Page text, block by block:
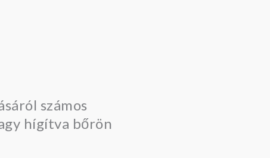
számos
hígítva bőrön